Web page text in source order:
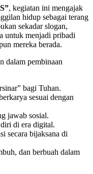
, kegiatan ini mengajak
hidup sebagai terang
sekadar slogan,
untuk menjadi pribadi
mereka berada.
dalam pembinaan
bagi Tuhan.
sesuai dengan
jawab sosial.
di era digital.
secara bijaksana di
dan berbuah dalam